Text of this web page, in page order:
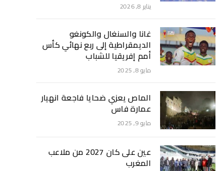
يناير 8, 2026
غانا والسنغال والكونغو
الديمقراطية إلى ربع نهائي كأس
أمم إفريقيا للشباب
مايو 8, 2025
الماص يعزي ضحايا فاجعة انهيار
عمارة فاس
مايو 9, 2025
عين على كان 2027 من ملاعب
المغرب